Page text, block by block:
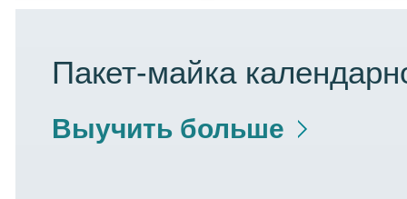
Пакет-майка
Выучить больше